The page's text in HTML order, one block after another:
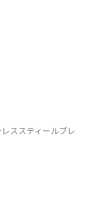
ススティールブレ